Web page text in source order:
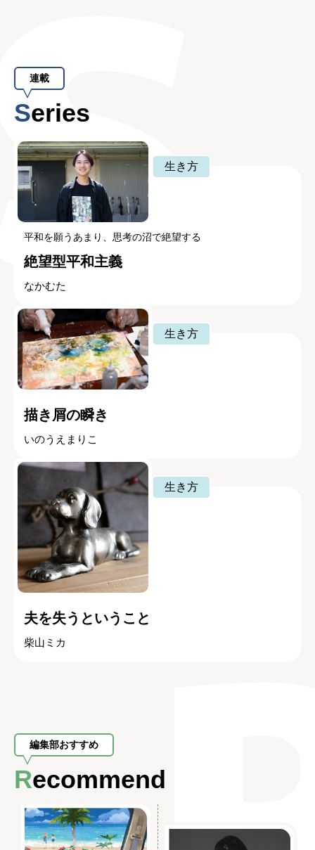
連載
Series
生き方
平和を願うあまり、思考の沼で絶望する
絶望型平和主義
なかむた
生き方
描き屑の瞬き
いのうえまりこ
生き方
夫を失うということ
柴山ミカ
編集部おすすめ
Recommend